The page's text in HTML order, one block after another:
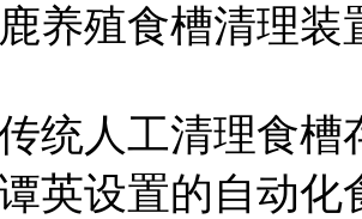
养殖食槽清理装
统人工清理食槽
英设置的自动